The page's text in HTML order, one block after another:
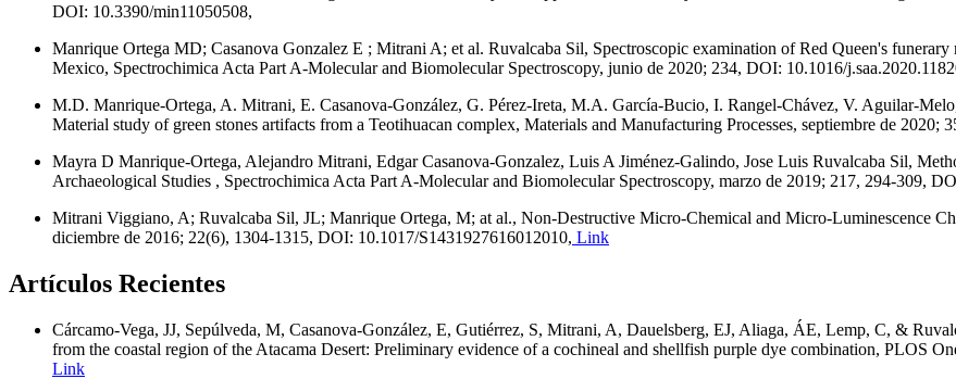
DOI: 10.3390/min11050508,
Manrique Ortega MD; Casanova Gonzalez E ; Mitrani A; et al. Ruvalcaba Sil, Spectroscopic examination of Red Queen's
Mexico, Spectrochimica Acta Part A-Molecular and Biomolecular Spectroscopy, junio de 2020; 234, DOI: 10.1016/
M.D. Manrique-Ortega, A. Mitrani, E. Casanova-González, G. Pérez-Ireta, M.A. García-Bucio, I. Rangel-Chávez, V. Aguilar-
Material study of green stones artifacts from a Teotihuacan complex, Materials and Manufacturing Processes, septiembre de
Mayra D Manrique-Ortega, Alejandro Mitrani, Edgar Casanova-Gonzalez, Luis A Jiménez-Galindo, Jose Luis Ruvalcaba Sil,
Archaeological Studies , Spectrochimica Acta Part A-Molecular and Biomolecular Spectroscopy, marzo de 2019; 217, 294-309,
Mitrani Viggiano, A; Ruvalcaba Sil, JL; Manrique Ortega, M; at al., Non-Destructive Micro-Chemical and Micro-Luminescence
diciembre de 2016; 22(6), 1304-1315, DOI: 10.1017/S1431927616012010, Link
Artículos Recientes
Cárcamo-Vega, JJ, Sepúlveda, M, Casanova-González, E, Gutiérrez, S, Mitrani, A, Dauelsberg, EJ, Aliaga, ÁE, Lemp, C, &
from the coastal region of the Atacama Desert: Preliminary evidence of a cochineal and shellfish purple dye combination, PLOS
Link